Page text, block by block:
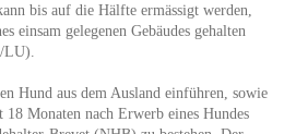
bis auf die Hälfte ermässigt werden,
einsam gelegenen Gebäudes gehalten
LU).
Hund aus dem Ausland einführen, sowie
18 Monaten nach Erwerb eines Hundes